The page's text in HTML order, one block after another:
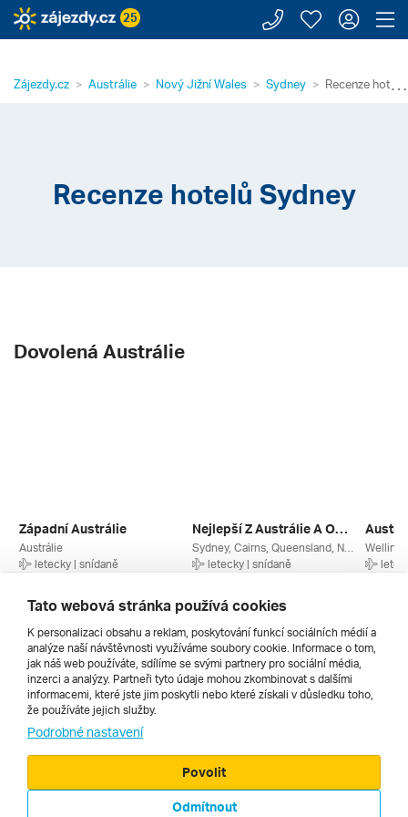
25 Zavolejte
Moje
⋯
Zájezdy.cz Austrálie Nový Jižní Wales Sydney Recenze
Recenze hotelů Sydney
Dovolená Austrálie
Západní Austrálie
Austrálie
letecky | snídaně
185 990 Kč
Nejlepší Z Austrálie A Oceánie
letecky | snídaně
264 990 Kč
Všechny
Cestopisy
Tato webová stránka používá cookies
K personalizaci obsahu a reklam, poskytování funkcí sociálních médií a
analýze naší návštěvnosti využíváme soubory cookie. Informace o tom,
jak náš web používáte, sdílíme se svými partnery pro sociální média,
inzerci a analýzy. Partneři tyto údaje mohou zkombinovat s dalšími
informacemi, které jste jim poskytli nebo které získali v důsledku toho,
že používáte jejich služby.
Podrobné nastavení
Odmítnout
Povolit